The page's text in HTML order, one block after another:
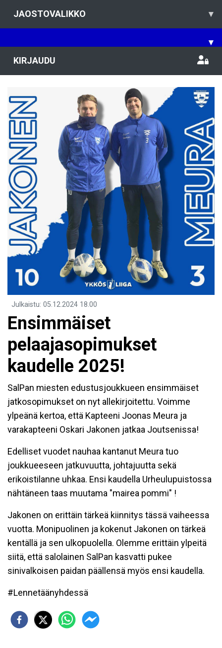
JAOSTOVALIKKO ▾
▾
KIRJAUDU
Julkaistu: 05.12.2024 18.00
Ensimmäiset
pelaajasopimukset
kaudelle 2025!
SalPan miesten edustusjoukkueen ensimmäiset
jatkosopimukset on nyt allekirjoitettu. Voimme
ylpeänä kertoa, että Kapteeni Joonas Meura ja
varakapteeni Oskari Jakonen jatkaa Joutsenissa!
Edelliset vuodet nauhaa kantanut Meura tuo
joukkueeseen jatkuvuutta, johtajuutta sekä
erikoistilanne uhkaa. Ensi kaudella Urheulupuistossa
nähtäneen taas muutama "mairea pommi" !
Jakonen on erittäin tärkeä kiinnitys tässä vaiheessa
vuotta. Monipuolinen ja kokenut Jakonen on tärkeä
kentällä ja sen ulkopuolella. Olemme erittäin ylpeitä
siitä, että salolainen SalPan kasvatti pukee
sinivalkoisen paidan päällensä myös ensi kaudella.
#Lennetäänyhdessä